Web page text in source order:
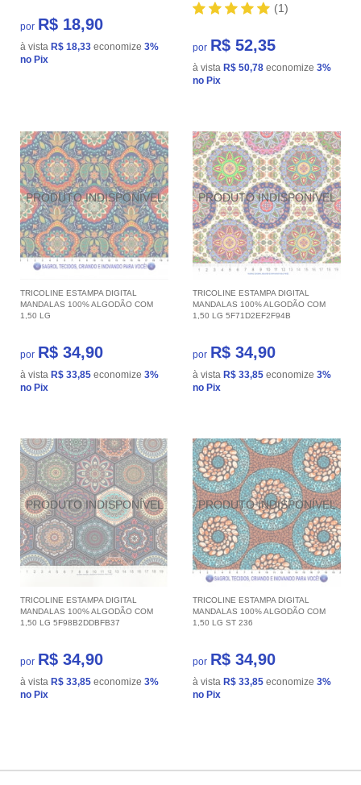
por R$ 18,90
à vista R$ 18,33 economize 3%
no Pix
(1)
por R$ 52,35
à vista R$ 50,78 economize 3%
no Pix
TRICOLINE ESTAMPA DIGITAL
MANDALAS 100% ALGODÃO COM
1,50 LG
por R$ 34,90
à vista R$ 33,85 economize 3%
no Pix
TRICOLINE ESTAMPA DIGITAL
MANDALAS 100% ALGODÃO COM
1,50 LG 5F71D2EF2F94B
por R$ 34,90
à vista R$ 33,85 economize 3%
no Pix
TRICOLINE ESTAMPA DIGITAL
MANDALAS 100% ALGODÃO COM
1,50 LG 5F98B2DDBFB37
por R$ 34,90
à vista R$ 33,85 economize 3%
no Pix
TRICOLINE ESTAMPA DIGITAL
MANDALAS 100% ALGODÃO COM
1,50 LG ST 236
por R$ 34,90
à vista R$ 33,85 economize 3%
no Pix